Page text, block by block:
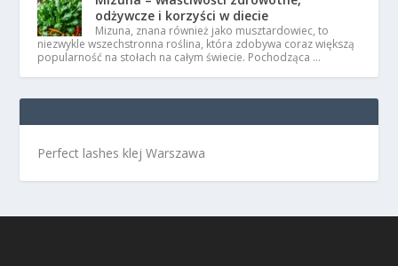
odżywcze i korzyści w diecie
Mizuna, znana również jako musztardowiec, to
niezwykle wszechstronna roślina, która zdobywa coraz większą
popularność na stołach na całym świecie. Pochodząca …
Perfect lashes klej Warszawa